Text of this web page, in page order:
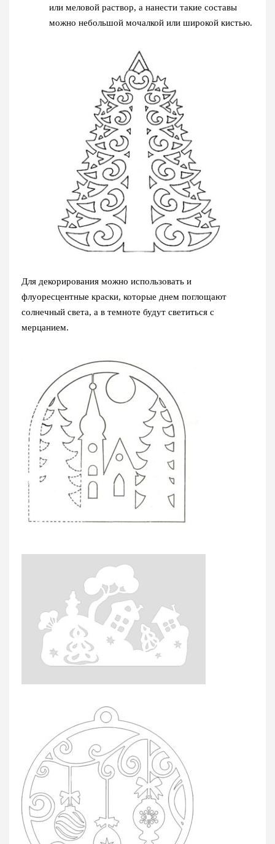
или меловой раствор, а нанести такие составы
можно небольшой мочалкой или широкой кистью.
Для декорирования можно использовать и
флуоресцентные краски, которые днем поглощают
солнечный света, а в темноте будут светиться с
мерцанием.